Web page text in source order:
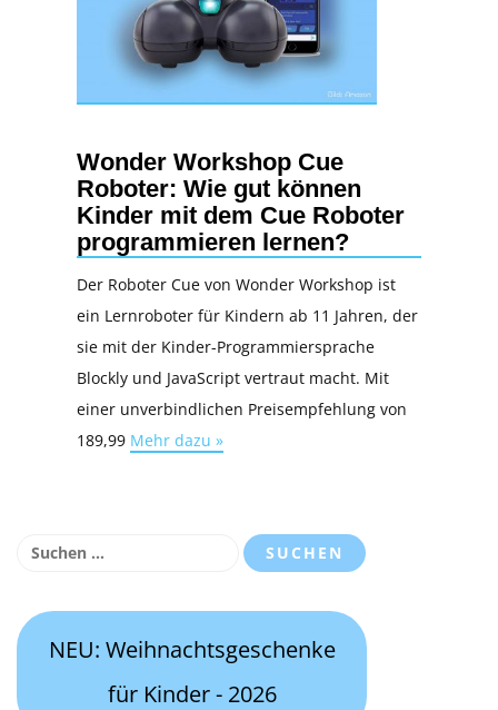
Wonder Workshop Cue
Roboter: Wie gut können
Kinder mit dem Cue Roboter
programmieren lernen?
Der Roboter Cue von Wonder Workshop ist
ein Lernroboter für Kindern ab 11 Jahren, der
sie mit der Kinder-Programmiersprache
Blockly und JavaScript vertraut macht. Mit
einer unverbindlichen Preisempfehlung von
189,99 Mehr dazu »
Suchen
NEU: Weihnachtsgeschenke
für Kinder - 2026